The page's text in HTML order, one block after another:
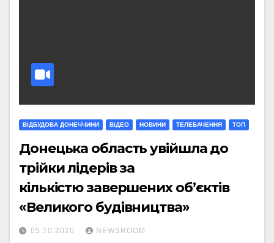
ВІДБУДОВА ДОНЕЧЧИНИ ВІДЕО НОВИНИ ТЕЛЕБАЧЕННЯ ТОП
Донецька область увійшла до
трійки лідерів за
кількістю завершених об’єктів
«Великого будівництва»
05.10.2020 NEWSROOM